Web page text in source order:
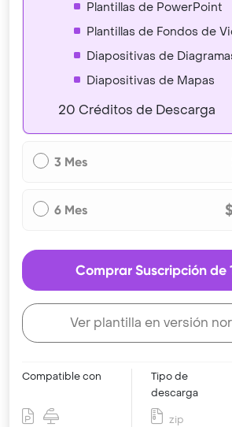
Plantillas de PowerPoint
Plantillas de Fondos de
Diapositivas de
Diapositivas de Mapas
20 Créditos de Descarga
3 Mes
6 Mes
Comprar Suscripción de
Ver plantilla en versión
Compatible con
Tipo de
descarga
zip